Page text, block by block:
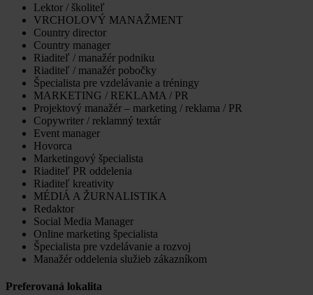
Lektor / školiteľ
VRCHOLOVÝ MANAŽMENT
Country director
Country manager
Riaditeľ / manažér podniku
Riaditeľ / manažér pobočky
Špecialista pre vzdelávanie a tréningy
MARKETING / REKLAMA / PR
Projektový manažér – marketing / reklama / PR
Copywriter / reklamný textár
Event manager
Hovorca
Marketingový špecialista
Riaditeľ PR oddelenia
Riaditeľ kreativity
MÉDIÁ A ŽURNALISTIKA
Redaktor
Social Media Manager
Online marketing špecialista
Špecialista pre vzdelávanie a rozvoj
Manažér oddelenia služieb zákazníkom
Preferovaná lokalita